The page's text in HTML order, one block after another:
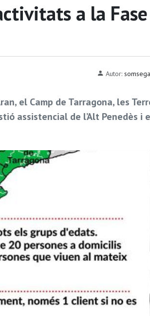
a la Fase
Autor:
el Camp de Tarragona, les
assistencial de l’Alt Penedès i